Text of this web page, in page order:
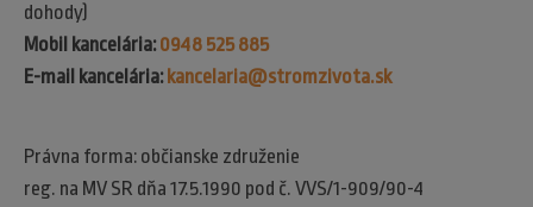
dohody)
Mobil kancelária:0948 525 885
E-mail kancelária:kancelaria@stromzivota.sk
Právna forma: občianske združenie
reg. na MV SR dňa 17.5.1990 pod č. VVS/1-909/90-4